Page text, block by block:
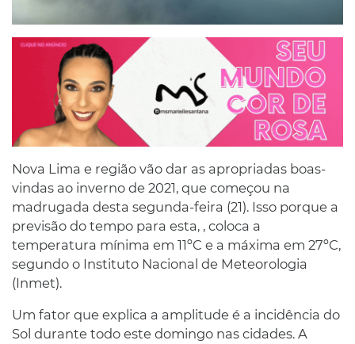
Nova Lima e região vão dar as apropriadas boas-
vindas ao inverno de 2021, que começou na
madrugada desta segunda-feira (21). Isso porque a
previsão do tempo para esta, , coloca a
temperatura mínima em 11ºC e a máxima em 27ºC,
segundo o Instituto Nacional de Meteorologia
(Inmet).
Um fator que explica a amplitude é a incidência do
Sol durante todo este domingo nas cidades. A